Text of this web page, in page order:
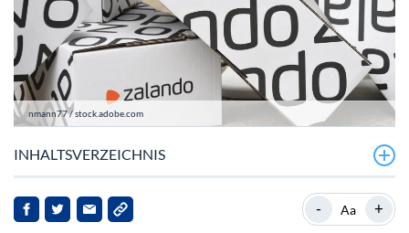
nmann77 / stock.adobe.com
INHALTSVERZEICHNIS
Zalando legt in Q3 zu und erhöht die Jahresziele
- Aa +